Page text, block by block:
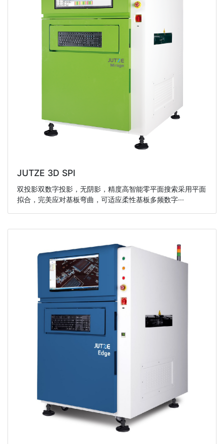
JUTZE 3D SPI
双投影双数字投影，无阴影，精度高智能零平面搜索采用平面
拟合，完美应对基板弯曲，可适应柔性基板多频数字···